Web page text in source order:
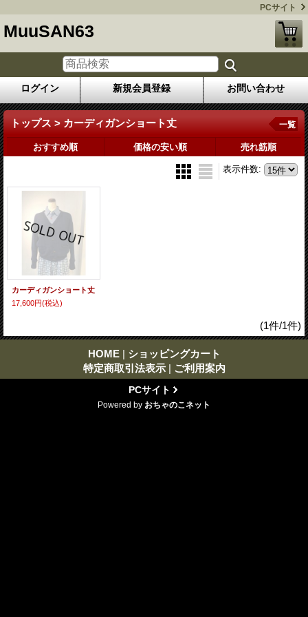
PCサイト
MuuSAN63
ログイン 新規会員登録 お問い合わせ
トップス > カーディガンショート丈 一覧
おすすめ順 価格の安い順 売れ筋順
表示件数:
カーディガンショート丈
17,600円(税込)
(1件/1件)
HOME | ショッピングカート
特定商取引法表示 | ご利用案内
PCサイト
Powered by おちゃのこネット